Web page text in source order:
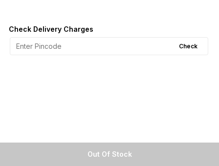
Out Of Stock
Check Delivery Charges
Check